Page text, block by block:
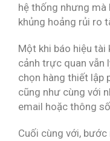
hệ thống nhưng
khủng hoảng rủi ro
Một khi báo hiệu
cảnh trực quan vẫn
chọn hàng thiết lập
cũng như cùng với
email hoặc thông
Cuối cùng với,